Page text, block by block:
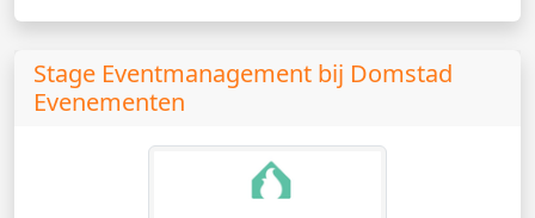
Stage Eventmanagement bij Domstad
Evenementen